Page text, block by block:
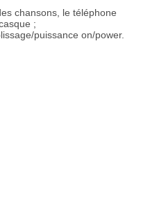
chansons, le téléphone
;
puissance on/power.